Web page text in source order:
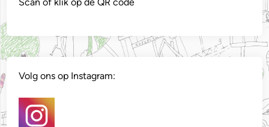
Volg ons op Instagram: